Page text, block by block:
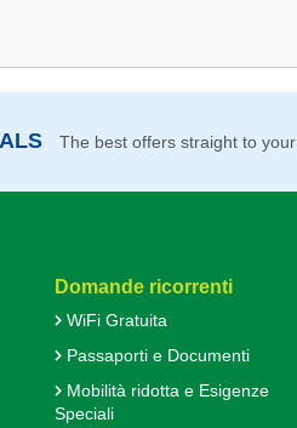
The best offers straight to
Domande ricorrenti
WiFi Gratuita
Passaporti e Documenti
Mobilità ridotta e Esigenze
Speciali